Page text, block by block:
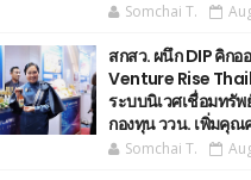
Somchai T.
สกสว. ผนึก DIP คิกอ
Venture Rise
ระบบนิเวศเชื่อมทรั
กองทุน ววน. เพิ่มคุณ
Somchai T.